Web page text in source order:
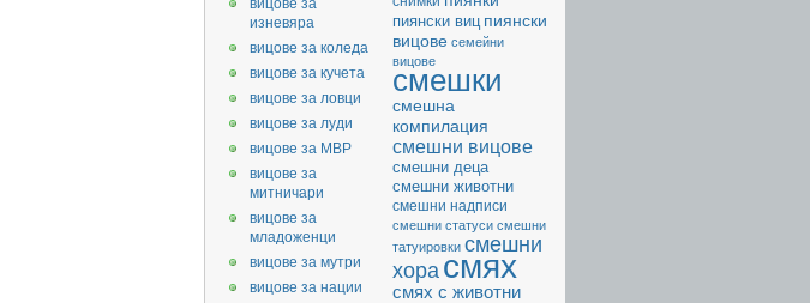
пиянски виц пиянски
вицове семейни
вицове
смешки
смешна
компилация
смешни вицове
смешни деца
смешни животни
смешни надписи
смешни статуси смешни
татуировки смешни
хора смях
смях с животни
вицове за
изневяра
вицове за коледа
вицове за кучета
вицове за ловци
вицове за луди
вицове за МВР
вицове за
митничари
вицове за
младоженци
вицове за мутри
вицове за нации